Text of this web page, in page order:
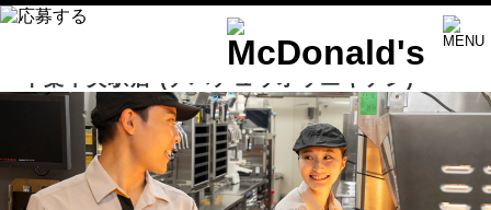
千葉中央駅店 (チバチュウオウエキテン)